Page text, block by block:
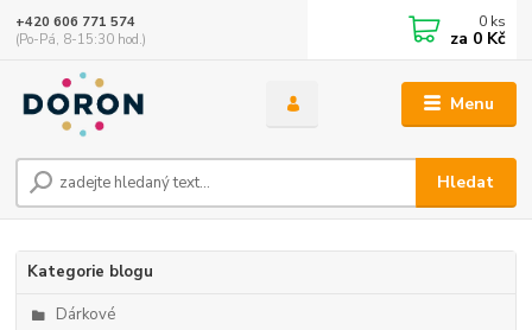
Menu
Hledat
+420 606 771 574
(Po-Pá, 8-15:30 hod.)
0 ks
za 0 Kč
Kategorie blogu
Dárkové